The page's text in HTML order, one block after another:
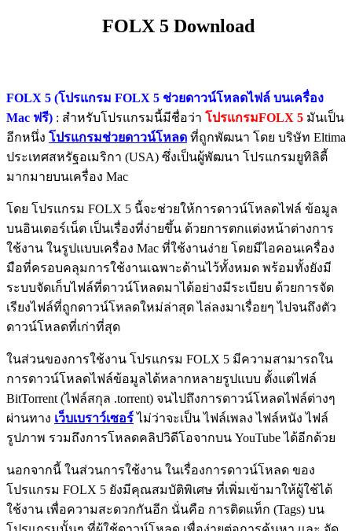
FOLX 5 Download
FOLX 5 (โปรแกรม FOLX 5 ช่วยดาวน์โหลดไฟล์ บนเครื่อง
Mac ฟรี) : สำหรับโปรแกรมนี้มีชื่อว่า โปรแกรมFOLX 5 มันเป็น
อีกหนึ่ง โปรแกรมช่วยดาวน์โหลด ที่ถูกพัฒนา โดย บริษัท Eltima
ประเทศสหรัฐอเมริกา (USA) ซึ่งเป็นผู้พัฒนา โปรแกรมยูทิลิตี้
มากมายบนเครื่อง Mac
โดย โปรแกรม FOLX 5 นี้จะช่วยให้การดาวน์โหลดไฟล์ ข้อมูล
บนอินเตอร์เน็ต เป็นเรื่องที่ง่ายขึ้น ด้วยการตกแต่งหน้าต่างการ
ใช้งาน ในรูปแบบเครื่อง Mac ที่ใช้งานง่าย โดยมีไอคอนเครื่อง
มือที่ครอบคลุมการใช้งานเฉพาะด้านไว้ทั้งหมด พร้อมทั้งยังมี
ระบบจัดเก็บไฟล์ที่ดาวน์โหลดมาได้อย่างมีระเบียบ ด้วยการจัด
เรียงไฟล์ที่ถูกดาวน์โหลดใหม่ล่าสุด ไล่ลงมาเรื่อยๆ ไปจนถึงตัว
ดาวน์โหลดที่เก่าที่สุด
ในส่วนของการใช้งาน โปรแกรม FOLX 5 มีความสามารถใน
การดาวน์โหลดไฟล์ข้อมูลได้หลากหลายรูปแบบ ตั้งแต่ไฟล์
BitTorrent (ไฟล์สกุล .torrent) จนไปถึงการดาวน์โหลดไฟล์ต่างๆ
ผ่านทาง เว็บเบราว์เซอร์ไม่ว่าจะเป็น ไฟล์เพลง ไฟล์หนัง ไฟล์
รูปภาพ รวมถึงการโหลดคลิปวิดีโอจากบน YouTube ได้อีกด้วย
นอกจากนี้ ในส่วนการใช้งาน ในเรื่องการดาวน์โหลด ของ
โปรแกรม FOLX 5 ยังมีคุณสมบัติพิเศษ ที่เพิ่มเข้ามาให้ผู้ใช้ได้
ใช้งาน เพื่อความสะดวกกันอีก นั่นคือ การติดแท็ก (Tags) บน